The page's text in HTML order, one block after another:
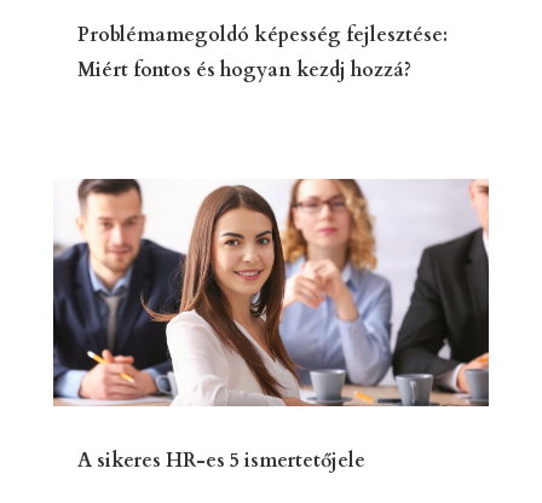
Problémamegoldó képesség fejlesztése:
Miért fontos és hogyan kezdj hozzá?
A sikeres HR-es 5 ismertetőjele